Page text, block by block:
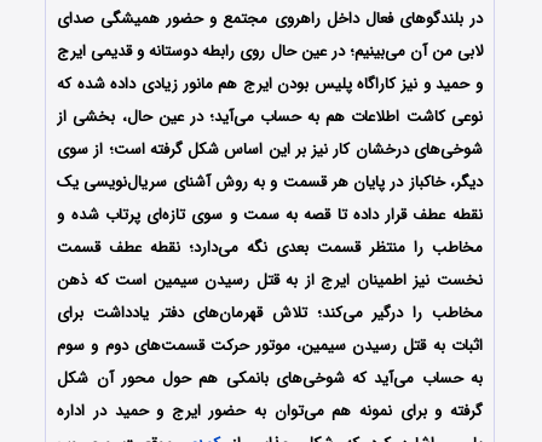
در بلندگوهای فعال داخل راهروی مجتمع و حضور همیشگی صدای
لابی من آن می‌بینیم؛ در عین حال روی رابطه دوستانه و قدیمی ایرج
و حمید و نیز کاراگاه پلیس بودن ایرج هم مانور زیادی داده شده که
نوعی کاشت اطلاعات هم به حساب می‌آید؛ در عین حال، بخشی از
شوخی‌های درخشان کار نیز بر این اساس شکل گرفته است؛ از سوی
دیگر، خاکباز در پایان هر قسمت و به روش آشنای سریال‌نویسی یک
نقطه عطف قرار داده تا قصه به سمت و سوی تازه‌ای پرتاب شده و
مخاطب را منتظر قسمت بعدی نگه می‌دارد؛ نقطه عطف قسمت
نخست نیز اطمینان ایرج از به قتل رسیدن سیمین است که ذهن
مخاطب را درگیر می‌کند؛ تلاش قهرمان‌های دفتر یادداشت برای
اثبات به قتل رسیدن سیمین، موتور حرکت قسمت‌های دوم و سوم
به حساب می‌آید که شوخی‌های بانمکی هم حول محور آن شکل
گرفته و برای نمونه هم می‌توان به حضور ایرج و حمید در اداره